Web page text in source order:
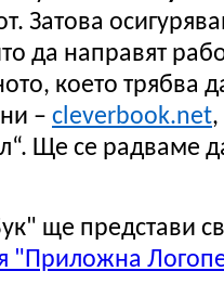
Затова
да направят
което трябва
– cleverbook.net,
Ще се радваме
ще представи
"Приложна